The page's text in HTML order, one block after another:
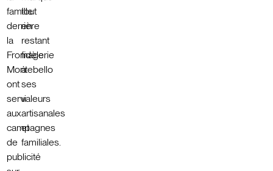
famille
derrière
la
Fromagerie
Montebello
ont
servi
aux
campagnes
de
publicité
tout
en
restant
fidèle
à
ses
valeurs
artisanales
et
familiales.